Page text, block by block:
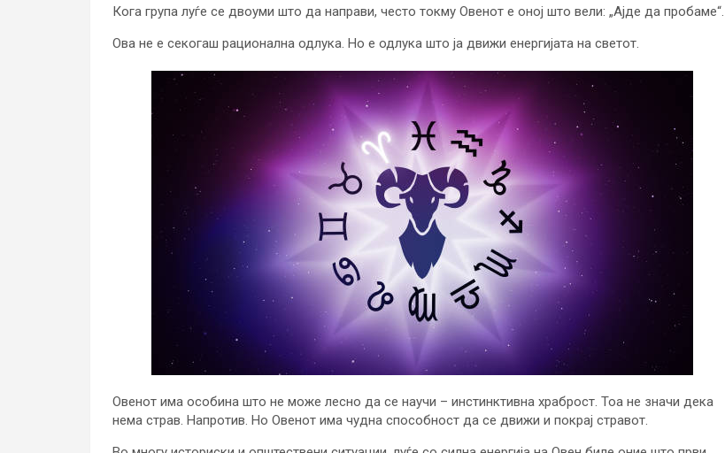
Кога група луѓе се двоуми што да направи, често токму Овенот е оној што вели: „Ајде да пробаме“.
Ова не е секогаш рационална одлука. Но е одлука што ја движи енергијата на светот.
Овенот има особина што не може лесно да се научи – инстинктивна храброст. Тоа не значи дека
нема страв. Напротив. Но Овенот има чудна способност да се движи и покрај стравот.